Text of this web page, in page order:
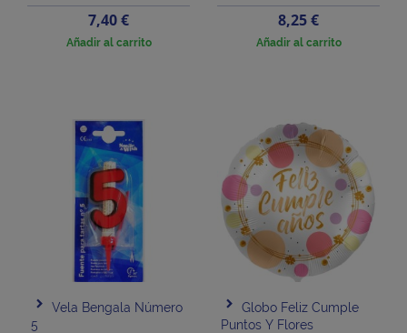
Precio
7,40 €
Añadir al carrito
Precio
8,25 €
Añadir al carrito
Vela Bengala Número
5
Globo Feliz Cumple
Puntos Y Flores